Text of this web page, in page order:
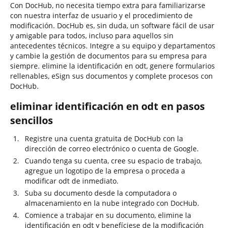
Con DocHub, no necesita tiempo extra para familiarizarse
con nuestra interfaz de usuario y el procedimiento de
modificación. DocHub es, sin duda, un software fácil de usar
y amigable para todos, incluso para aquellos sin
antecedentes técnicos. Integre a su equipo y departamentos
y cambie la gestión de documentos para su empresa para
siempre. elimine la identificación en odt, genere formularios
rellenables, eSign sus documentos y complete procesos con
DocHub.
eliminar identificación en odt en pasos
sencillos
Registre una cuenta gratuita de DocHub con la
dirección de correo electrónico o cuenta de Google.
Cuando tenga su cuenta, cree su espacio de trabajo,
agregue un logotipo de la empresa o proceda a
modificar odt de inmediato.
Suba su documento desde la computadora o
almacenamiento en la nube integrado con DocHub.
Comience a trabajar en su documento, elimine la
identificación en odt y benefíciese de la modificación